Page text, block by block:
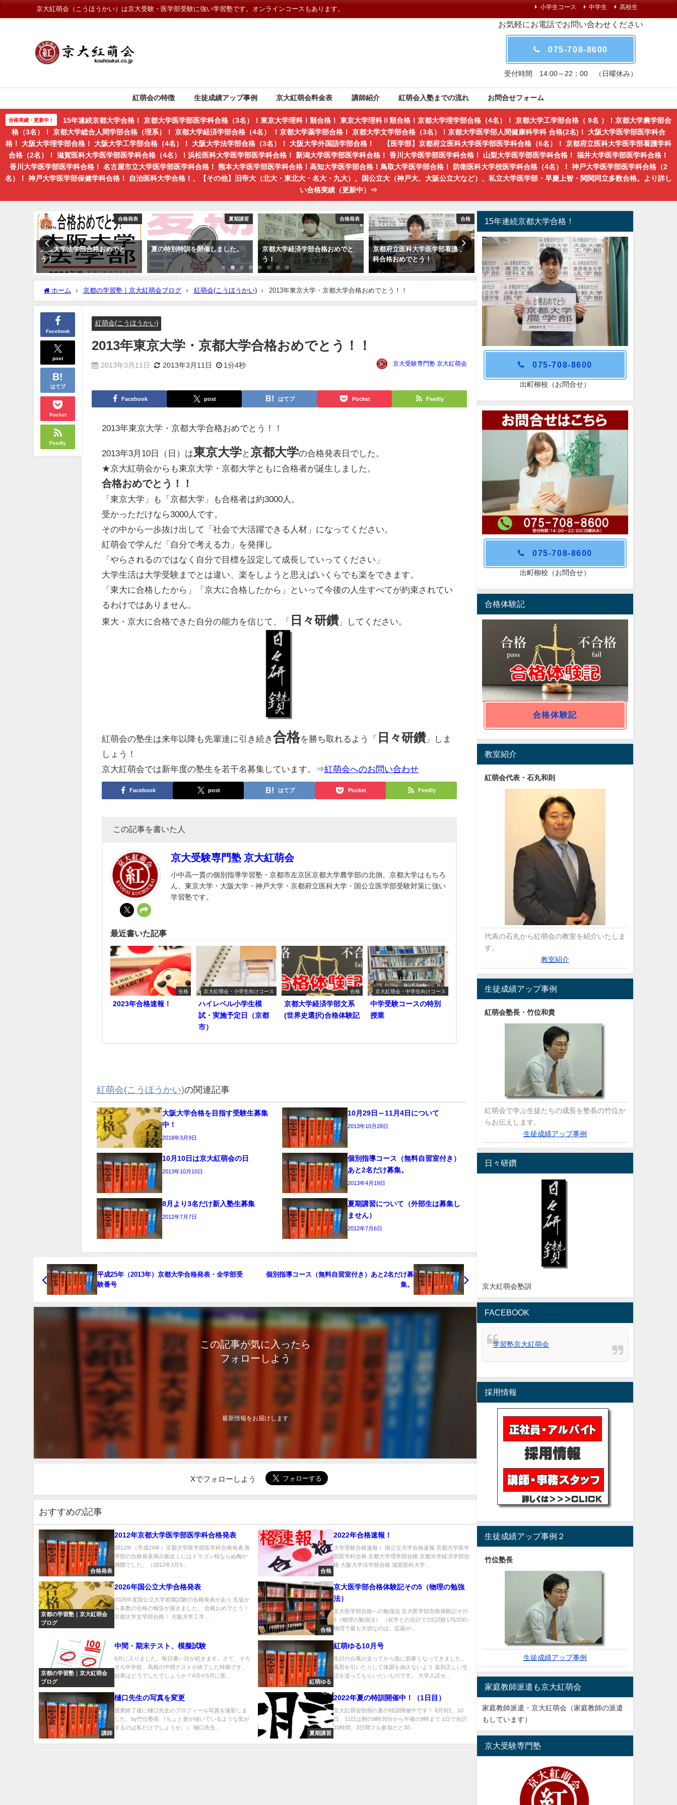
京大紅萌会（こうほうかい）は京大受験・医学部受験に強い学習塾です。オンラインコースもあります。 小学生コース 中学生 高校生
お気軽にお電話でお問い合わせください
075-708-8600
受付時間 14:00～22：00 （日曜休み）
紅萌会の特徴 生徒成績アップ事例 京大紅萌会料金表 講師紹介 紅萌会入塾までの流れ お問合せフォーム
合格実績・更新中！
15年連続京都大学合格！ 京都大学医学部医学科合格（3名）！東京大学理科Ⅰ類合格！ 東京大学理科Ⅱ類合格！京都大学理学部合格（4名）！ 京都大学工学部合格（ 9名 ）！京都大学農学部合
格（3名）！ 京都大学総合人間学部合格（理系）！ 京都大学経済学部合格（4名） ！京都大学薬学部合格！ 京都大学文学部合格（3名）！京都大学医学部人間健康科学科 合格(2名)！ 大阪大学医学部医学科合
格！ 大阪大学理学部合格！ 大阪大学工学部合格（4名）！ 大阪大学法学部合格（3名）！ 大阪大学外国語学部合格！ 【医学部】京都府立医科大学医学部医学科合格（6名）！ 京都府立医科大学医学部看護学科
合格（2名）！ 滋賀医科大学医学部医学科合格（4名）！浜松医科大学医学部医学科合格！ 新潟大学医学部医学科合格！ 香川大学医学部医学科合格！ 山梨大学医学部医学科合格！ 福井大学医学部医学科合格！
香川大学医学部医学科合格！ 名古屋市立大学医学部医学科合格！ 熊本大学医学部医学科合格！高知大学医学部合格！鳥取大学医学部合格！ 防衛医科大学校医学科合格（4名）！ 神戸大学医学部医学科合格（2
名）！ 神戸大学医学部保健学科合格！ 自治医科大学合格！、【その他】旧帝大（北大・東北大・名大・九大）、国公立大（神戸大、大阪公立大など）、私立大学医学部・早慶上智・関関同立多数合格。より詳し
い合格実績（更新中）⇒
合格発表
大阪大学法学部合格おめでと
う！
夏期講習
夏の特別特訓を開催しました。
合格発表
京都大学経済学部合格おめでと
う！
合格
京都府立医科大学医学部看護学
科合格おめでとう！
京都の学習塾｜京大紅萌会ブログ
2025年度GW特訓開催。
京都大学経済学部合格おめ
う！
ホーム 京都の学習塾｜京大紅萌会ブログ 紅萌会(こうほうかい) 2013年東京大学・京都大学合格おめでとう！！
Facebook
post
はてブ
Pocket
Feedly
紅萌会(こうほうかい)
2013年東京大学・京都大学合格おめでとう！！
2013年3月11日 2013年3月11日 1分4秒 京大受験専門塾 京大紅萌会
Facebook post はてブ Pocket Feedly
2013年東京大学・京都大学合格おめでとう！！
2013年3月10日（日）は東京大学と 京都大学の合格発表日でした。
★京大紅萌会からも東京大学・京都大学ともに合格者が誕生しました。
合格おめでとう！！
「東京大学 」も「京都大学 」も合格者は約3000人。
受かっただけなら3000人です。
その中から一歩抜け出して「社会で大活躍できる人材 」になってください。
紅萌会で学んだ「自分で考える力」を発揮し
「やらされるのではなく自分で目標を設定して成長していってください」
大学生活は大学受験までとは違い、楽をしようと思えばいくらでも楽をできます。
「東大に合格したから」「京大に合格したから」といって今後の人生すべてが約束されてい
るわけではありません。
東大・京大に合格できた自分の能力を信じて、「
日々研鑽」してください。
紅萌会の塾生は来年以降も先輩達に引き続き合格を勝ち取れるよう「 日々研鑽」しま
しょう！
京大紅萌会では新年度の塾生を若干名募集しています。⇒紅萌会へのお問い合わせ
Facebook post はてブ Pocket Feedly
この記事を書いた人
京大受験専門塾 京大紅萌会
小中高一貫の個別指導学習塾・京都市左京区京都大学農学部の北側。京都大学はもちろ
ん、東京大学・大阪大学・神戸大学・京都府立医科大学・国公立医学部受験対策に強い
学習塾です。
最近書いた記事
合格
2023年合格速報！
京大紅萌会・小学生向けコース
ハイレベル小学生模
試・実施予定日（京都
市）
合格
京都大学経済学部文系
(世界史選択)合格体験記
京大紅萌会・中学生向けコース
中学受験コースの特別
授業
紅萌会(こうほうかい)の関連記事
大阪大学合格を目指す受験生募集
中！
2018年3月9日
10月29日～11月4日について
2013年10月28日
10月10日は京大紅萌会の日
2013年10月10日
個別指導コース（無料自習室付き）
あと2名だけ募集。
2013年4月19日
8月より3名だけ新入塾生募集
2012年7月7日
夏期講習について（外部生は募集し
ません）
2012年7月6日
平成25年（2013年）京都大学合格発表・全学部受
験番号
個別指導コース（無料自習室付き）あと2名だけ募
集。
この記事が気に入ったら
フォローしよう
最新情報をお届けします
Xでフォローしよう
おすすめの記事
合格発表
2012年京都大学医学部医学科合格発表
2012年（平成24年）京都大学医学部医学科合格発表 医
学部の合格発表掲示板近くにはドラゴン桜ならぬ梅が
満開でした。（2012年3月9...
合格
2022年合格速報！
大学受験合格速報！ 国公立大学合格速報 京都大学医学
部医学科合格 京都大学理学部合格 京都大学経済学部合
格 大阪大学法学部合格 滋賀医科大学...
京都の学習塾｜京大紅萌会
ブログ
2026年国公立大学合格発表
2026年度国公立大学前期試験の合格発表があり 生徒か
ら多数の合格の報告が届きました。 合格おめでとう！
京都大学文学部合格！ 大阪大学工学...
合格
京大医学部合格体験記その5（物理の勉強
法）
京大医学部合格への勉強法 京大医学部合格体験記その
5（物理の勉強法） （化学との合計で2次試験175/200）
物理で最も大切なのは、定義や...
京都の学習塾｜京大紅萌会
ブログ
中間・期末テスト、模擬試験
6月に入りました。毎日暑い日が続きます。さて、そろ
そろ中学校、高校の中間テストが終了した時期です。
結果はどうでしたでしょうか？4月や5月に受...
紅萌ゆる
紅萌ゆる10月号
先日の台風が去ってから急に肌寒くなってきました。
風邪を引いたりして体調を崩さないよう 規則正しい生
活を送ってもらいたいものです。 大学入試セ...
講師
樋口先生の写真を変更
授業終了後に樋口先生のプロフィール写真を撮影しま
した。by竹位塾長 （ちょと首が傾いているような気が
するのは私だけでしょうか。） 樋口先生...
夏期講習
2022年夏の特訓開催中！（1日目）
京大紅萌会恒例の夏の特訓開催中です！ 8月9日、10
日、11日は朝の9時30分から午後の9時まで 1日で合計
10時間、3日間フル参加だと30...
15年連続京都大学合格！
075-708-8600
出町柳校（お問合せ）
075-708-8600
出町柳校（お問合せ）
合格体験記
合格体験記
教室紹介
紅萌会代表・石丸和則
代表の石丸から紅萌会の教室を紹介いたしま
す。
教室紹介
生徒成績アップ事例
紅萌会塾長・竹位和貴
紅萌会で学ぶ生徒たちの成長を塾長の竹位か
らお伝えします。
生徒成績アップ事例
日々研鑽
京大紅萌会塾訓
FACEBOOK
学習塾京大紅萌会
採用情報
生徒成績アップ事例２
竹位塾長
生徒成績アップ事例
家庭教師派遣も京大紅萌会
家庭教師派遣・京大紅萌会（家庭教師の派遣
もしています）
京大受験専門塾